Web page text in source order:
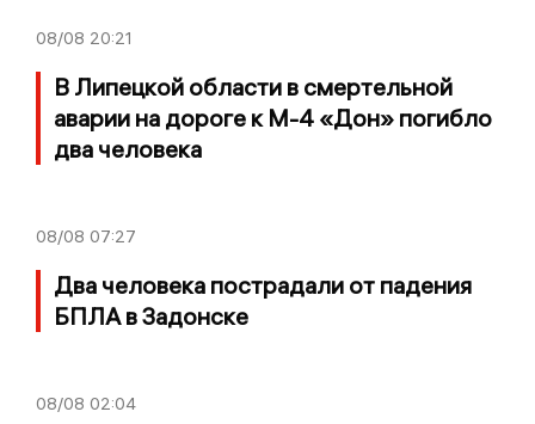
08/08 20:21
В Липецкой области в смертельной
аварии на дороге к М-4 «Дон» погибло
два человека
08/08 07:27
Два человека пострадали от падения
БПЛА в Задонске
08/08 02:04